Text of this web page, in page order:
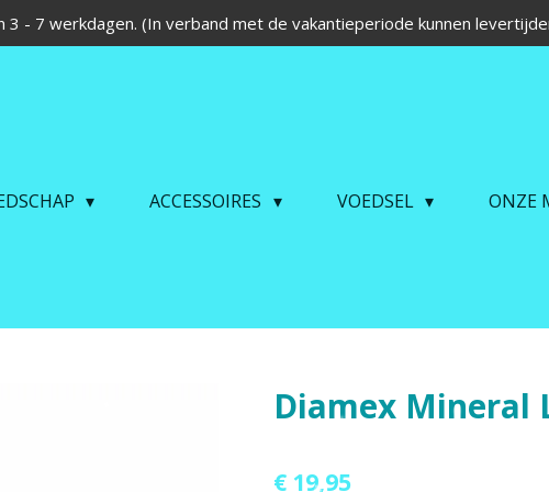
3 - 7 werkdagen. (In verband met de vakantieperiode kunnen
ACCESSOIRES VOEDSEL ONZE
Diamex Mineral
€ 19,95